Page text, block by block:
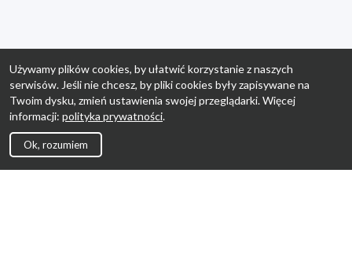
Używamy plików cookies, by ułatwić korzystanie z naszych
serwisów. Jeśli nie chcesz, by pliki cookies były zapisywane na
Twoim dysku, zmień ustawienia swojej przeglądarki. Więcej
informacji: polityka prywatności.
Ok, rozumiem